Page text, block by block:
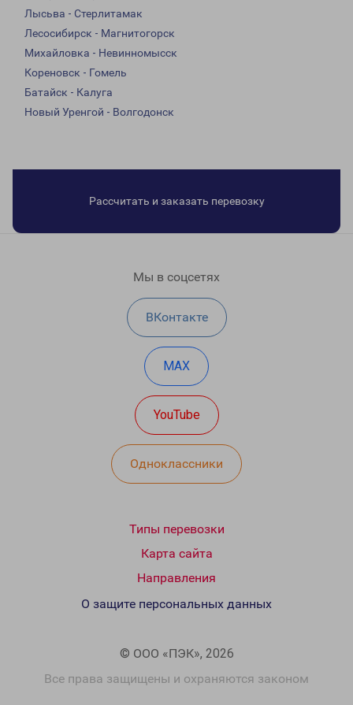
Лысьва - Стерлитамак
Лесосибирск - Магнитогорск
Михайловка - Невинномысск
Кореновск - Гомель
Батайск - Калуга
Новый Уренгой - Волгодонск
Рассчитать и заказать перевозку
Мы в соцсетях
ВКонтакте
MAX
YouTube
Одноклассники
Типы перевозки
Карта сайта
Направления
© ООО «ПЭК», 2026
Все права защищены и охраняются законом
О защите персональных данных